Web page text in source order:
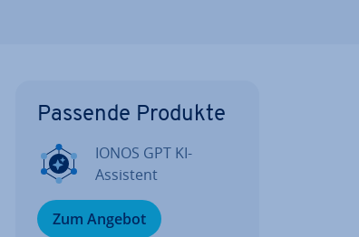
Passende Produkte
IONOS GPT KI-
Assistent
Zum Angebot